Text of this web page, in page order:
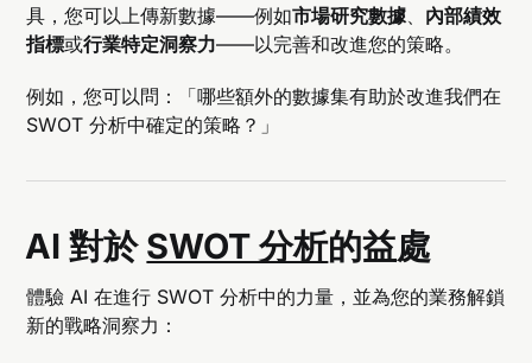
具，您可以上傳新數據——例如市場研究數據
內部績效
指標或行業特定洞察力——以完善和改進您的策略。
例如，您可以問：「哪些額外的數據集有助於改進我們在
SWOT 分析中確定的策略？」
AI 對於 SWOT 分析的益處
體驗 AI 在進行 SWOT 分析中的力量，並為您的業務解鎖
新的戰略洞察力：